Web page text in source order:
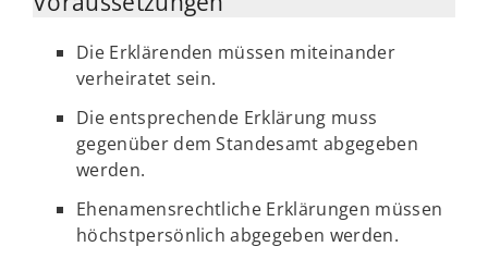
Die Erklärenden müssen miteinander
verheiratet sein.
Die entsprechende Erklärung muss
gegenüber dem Standesamt abgegeben
werden.
Ehenamensrechtliche Erklärungen müssen
höchstpersönlich abgegeben werden.